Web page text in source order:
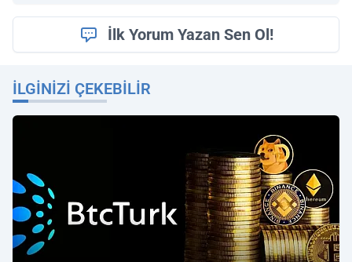
İlk Yorum Yazan Sen Ol!
İLGINIZI ÇEKEBILIR